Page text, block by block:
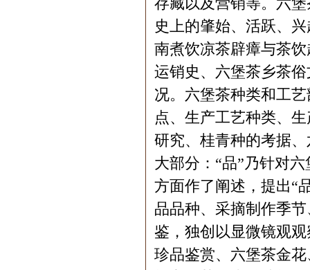
史上的肇始、活跃、
南煮饮凉茶辟瘴与茶
运销史、六堡茶乡茶
况。六堡茶种类和工
点、生产工艺种类、
研究、桂青种的考据
大部分：“品”乃针对
方面作了阐述，提出“
品品种、采摘制作季
鉴，独创以显微镜观
珍品鉴赏、六堡茶金